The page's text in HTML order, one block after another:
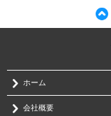
ホーム
会社概要